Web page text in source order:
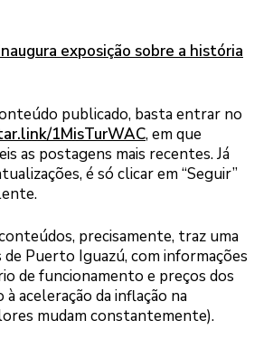
exposição sobre a história
publicado, basta entrar no
1MisTurWAC, em que
as postagens mais recentes. Já
é só clicar em “Seguir”
precisamente, traz uma
Puerto Iguazú, com informações
de funcionamento e preços dos
aceleração da inflação na
mudam constantemente).